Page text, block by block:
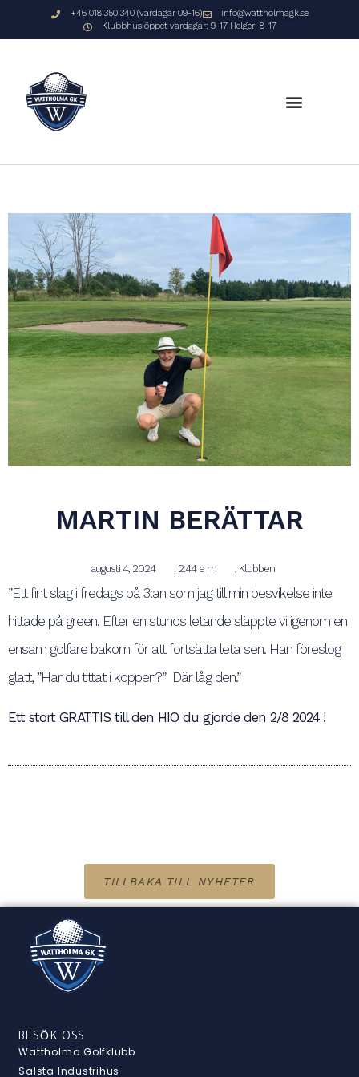
+46 018 350 340 (vardagar 09-16)
info@wattholmagk.se
Klubbhus öppet vardagar: 9-17 Helger: 8-17
MARTIN BERÄTTAR
augusti 4, 2024 , 2:44 e m , Klubben
”Ett fint slag i fredags på 3:an som jag till min besvikelse inte
hittade på green. Efter en stunds letande släppte vi igenom en
ensam golfare bakom för att fortsätta leta sen. Han föreslog
glatt, ”Har du tittat i koppen?” Där låg den.”
Ett stort GRATTIS till den HIO du gjorde den 2/8 2024 !
TILLBAKA TILL NYHETER
BESÖK OSS
Wattholma Golfklubb
Salsta Industrihus